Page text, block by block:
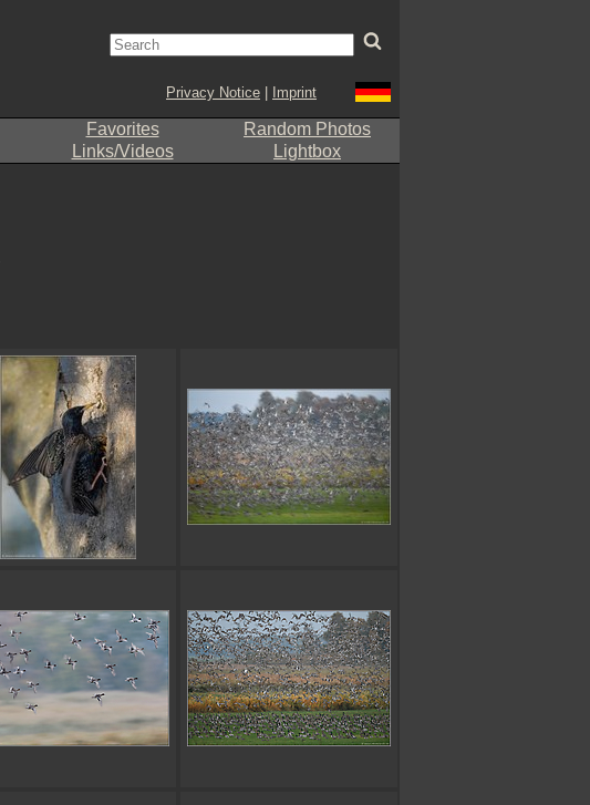
Privacy Notice Imprint
Favorites
Random Photos
Links/Videos Lightbox